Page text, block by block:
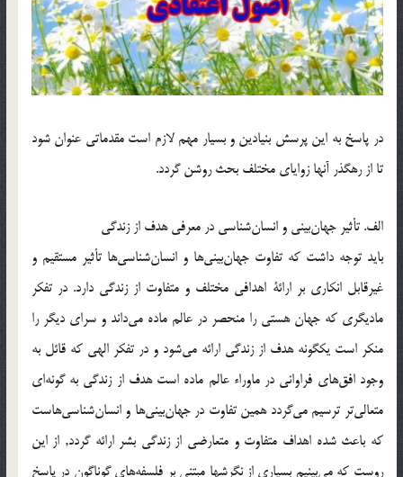
در پاسخ به اين پرسش بنيادين و بسيار مهم لازم است مقدماتي عنوان شود
تا از رهگذر آنها زواياي مختلف بحث روشن گردد.
الف. تأثير جهان‌بيني و انسان‌شناسي در معرفي هدف از زندگي
بايد توجه داشت كه تفاوت جهان‌بيني‌ها و انسان‌شناسي‌ها تأثير مستقيم و
غيرقابل انكاري بر ارائة اهدافي مختلف و متفاوت از زندگي دارد. در تفكر
ماديگري كه جهان هستي را منحصر در عالم ماده مي‌داند و سراي ديگر را
منكر است يك­گونه هدف از زندگي ارائه مي‌شود و در تفكر الهي كه قائل به
وجود افق‌هاي فراواني در ماوراء عالم ماده است هدف از زندگي به گونه‌اي
متعالي‌تر ترسيم مي‌گردد همين تفاوت در جهان‌بيني‌ها و انسان‌شناسي‌هاست
كه باعث شده اهداف متفاوت و متعارضي از زندگي بشر ارائه گردد, از اين
روست كه مي‌بينيم بسياري از نگرشها مبتني بر فلسفه‌هاي گوناگون در پاسخ